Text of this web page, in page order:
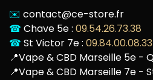
✉️ contact@ce-store.fr
☎ Chave 5e : 09.54.26.73.38
☎ St Victor 7e : 09.84.00.08.33
📍Vape & CBD Marseille 5e -
📍Vape & CBD Marseille 7e -